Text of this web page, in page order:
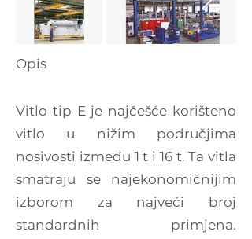
Opis
Vitlo tip E je najčešće korišteno
vitlo u nižim područjima
nosivosti između 1 t i 16 t. Ta vitla
smatraju se najekonomičnijim
izborom za najveći broj
standardnih primjena.